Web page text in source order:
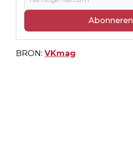
Abonneren
BRON: VKmag